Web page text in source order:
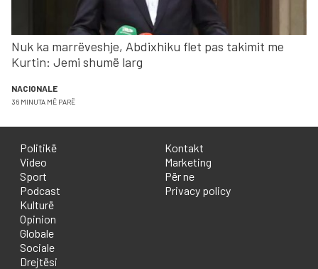
Nuk ka marrëveshje, Abdixhiku flet pas takimit me
Kurtin: Jemi shumë larg
NACIONALE
36 MINUTA MË PARË
Politikë
Video
Sport
Podcast
Kulturë
Opinion
Globale
Sociale
Drejtësi
Kontakt
Marketing
Për ne
Privacy policy